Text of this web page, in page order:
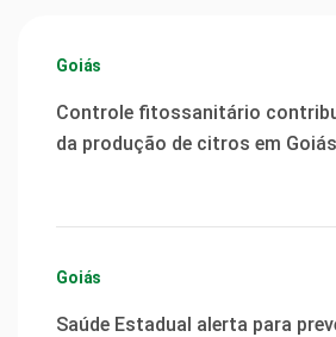
Goiás
Controle fitossanitário
da produção de citros em Goiás
Goiás
Saúde Estadual alerta para